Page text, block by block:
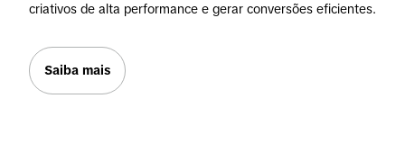
criativos de alta performance e gerar conversões eficientes.
Saiba mais